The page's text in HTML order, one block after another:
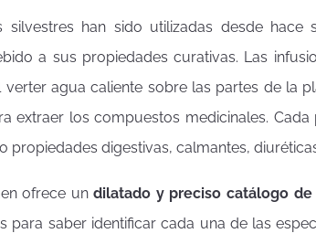
silvestres han sido utilizadas desde hace
a sus propiedades curativas. Las
verter agua caliente sobre las partes de la
extraer los compuestos medicinales.
propiedades digestivas, calmantes,
ofrece undilatado y preciso catálogo
para saber identificar cada una de las